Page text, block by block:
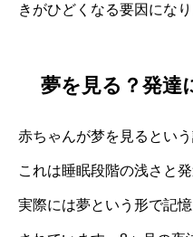
きがひどくなる要因になり
夢を見る？発達
赤ちゃんが梦を見るとい
これは睡眠段階の浅さと
実際には夢という形で記